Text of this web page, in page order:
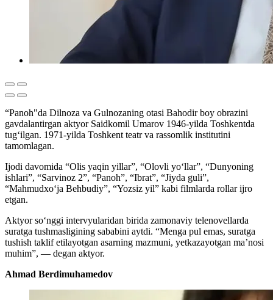
“Panoh"da Dilnoza va Gulnozaning otasi Bahodir boy obrazini
gavdalantirgan aktyor Saidkomil Umarov 1946-yilda Toshkentda
tug‘ilgan. 1971-yilda Toshkent teatr va rassomlik institutini
tamomlagan.
Ijodi davomida “Olis yaqin yillar”, “Olovli yo‘llar”, “Dunyoning
ishlari”, “Sarvinoz 2”, “Panoh”, “Ibrat”, “Jiyda guli”,
“Mahmudxo‘ja Behbudiy”, “Yozsiz yil” kabi filmlarda rollar ijro
etgan.
Aktyor so‘nggi intervyularidan birida zamonaviy telenovellarda
suratga tushmasligining sababini aytdi. “Menga pul emas, suratga
tushish taklif etilayotgan asarning mazmuni, yetkazayotgan ma’nosi
muhim”, — degan aktyor.
Ahmad Berdimuhamedov